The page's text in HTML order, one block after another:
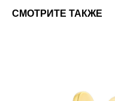
СМОТРИТЕ ТАКЖЕ